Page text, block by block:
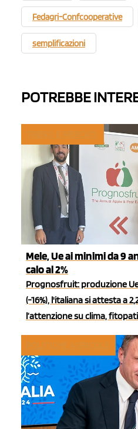
Fedagri-Confcooperative
semplificazioni
POTREBBE
Mele, Ue ai minimi da 9
calo al 2%
Prognosfruit: produzione
(-16%), l'italiana si attesta a
l’attenzione su clima,